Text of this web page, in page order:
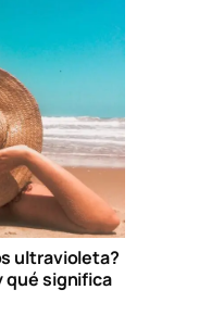
ultravioleta?
qué significa